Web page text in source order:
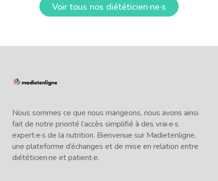
Voir tous nos diététicien·ne·s
Nous sommes ce que nous mangeons, nous avons ainsi
fait de notre priorité l’accès simplifié à des vrai·e·s
expert·e·s de la nutrition. Bienvenue sur Madietenligne,
une plateforme d’échanges et de mise en relation entre
diététicien·ne et patient·e.